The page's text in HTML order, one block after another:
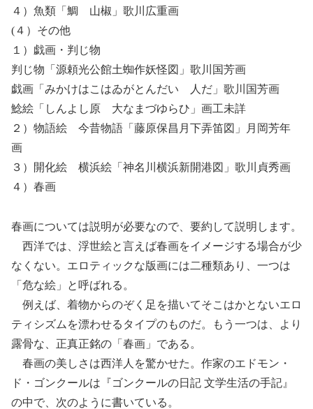
４）魚類「鯛 山椒」歌川広重画
(４）その他
１）戯画・判じ物
判じ物「源頼光公館土蜘作妖怪図」歌川国芳画
戯画「みかけはこはゐがとんだいゝ人だ」歌川国芳画
鯰絵「しんよし原 大なまづゆらひ」画工未詳
２）物語絵 今昔物語「藤原保昌月下弄笛図」月岡芳年
画
３）開化絵 横浜絵「神名川横浜新開港図」歌川貞秀画
４）春画
春画については説明が必要なので、要約して説明します。
西洋では、浮世絵と言えば春画をイメージする場合が少
なくない。エロティックな版画には二種類あり、一つは
「危な絵」と呼ばれる。
例えば、着物からのぞく足を描いてそこはかとないエロ
ティシズムを漂わせるタイプのものだ。もう一つは、より
露骨な、正真正銘の「春画」である。
春画の美しさは西洋人を驚かせた。作家のエドモン・
ド・ゴンクールは『ゴンクールの日記 文学生活の手記』
の中で、次のように書いている。